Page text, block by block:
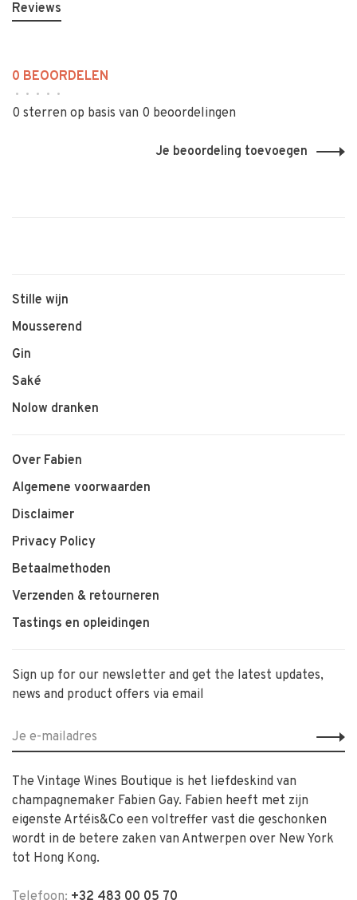
Reviews
0 BEOORDELEN
• • • • •
0 sterren op basis van 0 beoordelingen
Je beoordeling toevoegen
Stille wijn
Mousserend
Gin
Saké
Nolow dranken
Over Fabien
Algemene voorwaarden
Disclaimer
Privacy Policy
Betaalmethoden
Verzenden & retourneren
Tastings en opleidingen
Sign up for our newsletter and get the latest updates,
news and product offers via email
The Vintage Wines Boutique is het liefdeskind van
champagnemaker Fabien Gay. Fabien heeft met zijn
eigenste Artéis&Co een voltreffer vast die geschonken
wordt in de betere zaken van Antwerpen over New York
tot Hong Kong.
Telefoon: +32 483 00 05 70